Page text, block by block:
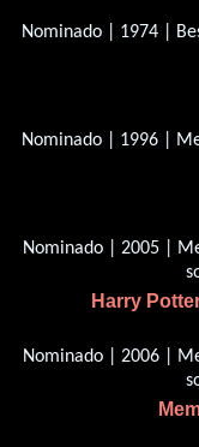
Nominado | 1974 |
Nominado | 1996 |
Nominado | 2005 |
Harry
Nominado | 2006 |